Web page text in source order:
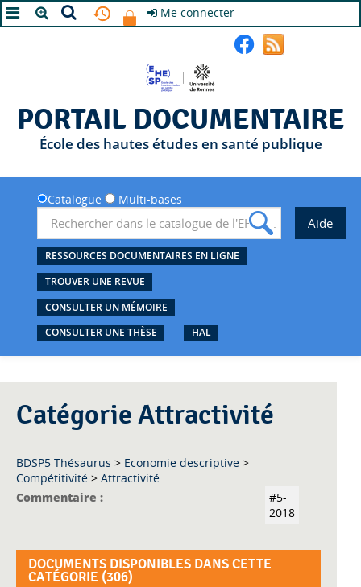
Me connecter
PORTAIL DOCUMENTAIRE
École des hautes études en santé publique
Catalogue Multi-bases
RESSOURCES DOCUMENTAIRES EN LIGNE
TROUVER UNE REVUE
CONSULTER UN MÉMOIRE
CONSULTER UNE THÈSE
HAL
Catégorie Attractivité
BDSP5 Thésaurus > Economie descriptive >
Compétitivité > Attractivité
Commentaire :
#5-
2018
DOCUMENTS DISPONIBLES DANS CETTE
CATÉGORIE (306)